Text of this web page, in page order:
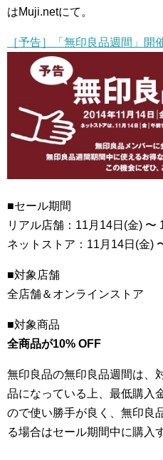
はMuji.netにて。
［予告］「無印良品週間」開
■セール期間
リアル店舗：11月14日(金) 〜
ネットストア：11月14日(金)
■対象店舗
全店舗＆オンラインストア
■対象商品
全商品が10% OFF
無印良品の無印良品週間は、
品になっている上、最低購入
ので使い勝手が良く、無印良
る場合はセール期間中に購入